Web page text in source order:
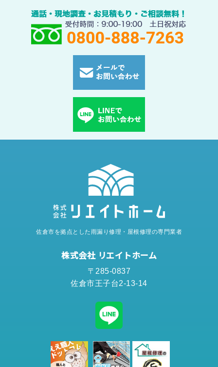
佐倉市を拠点とした雨漏り修理・屋根修理の専門業者
株式会社 リエイトホーム
〒285-0837
佐倉市王子台2-13-14